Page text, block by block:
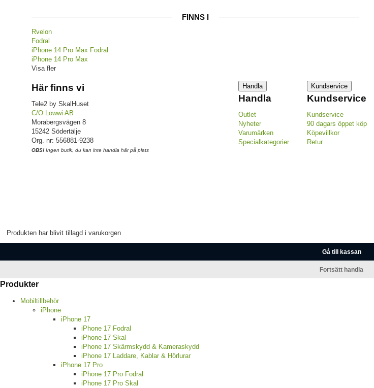
FINNS I
Rvelon
Fodral
iPhone 14 Pro Max Fodral
iPhone 14 Pro Max
Visa fler
Här finns vi
Tele2 by SkalHuset
C/O Lowwi AB
Morabergsvägen 8
15242 Södertälje
Org. nr: 556881-9238
OBS! Ingen butik, du kan inte handla här på plats
Handla
Handla
Outlet
Nyheter
Varumärken
Specialkategorier
Kundservice
Kundservice
Kundservice
90 dagars öppet köp
Köpevillkor
Retur
Produkten har blivit tillagd i varukorgen
Gå till kassan
Fortsätt handla
Produkter
Mobiltillbehör
iPhone
iPhone 17
iPhone 17 Fodral
iPhone 17 Skal
iPhone 17 Skärmskydd & Kameraskydd
iPhone 17 Laddare, Kablar & Hörlurar
iPhone 17 Pro
iPhone 17 Pro Fodral
iPhone 17 Pro Skal